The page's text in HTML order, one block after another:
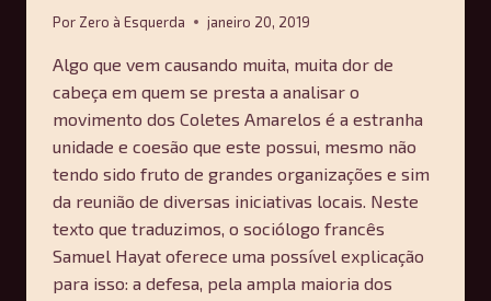
Por Zero à Esquerda janeiro 20, 2019
Algo que vem causando muita, muita dor de
cabeça em quem se presta a analisar o
movimento dos Coletes Amarelos é a estranha
unidade e coesão que este possui, mesmo não
tendo sido fruto de grandes organizações e sim
da reunião de diversas iniciativas locais. Neste
texto que traduzimos, o sociólogo francês
Samuel Hayat oferece uma possível explicação
para isso: a defesa, pela ampla maioria dos